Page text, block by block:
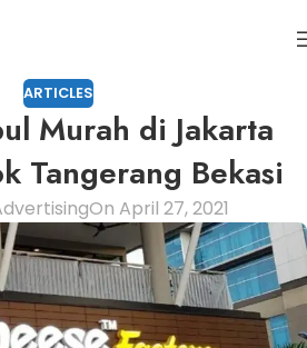
ARTICLES
Murah di Jakarta
Tangerang Bekasi
On April 27, 2021